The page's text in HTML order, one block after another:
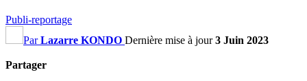
Publi-reportage
ParLazarre KONDO Dernière mise à jour3 Juin 2023
Partager